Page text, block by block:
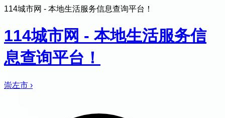
114城市网 - 本地生活服务信息查询平台！
114城市网 - 本地生活服务信
息查询平台！
崇左市 ›